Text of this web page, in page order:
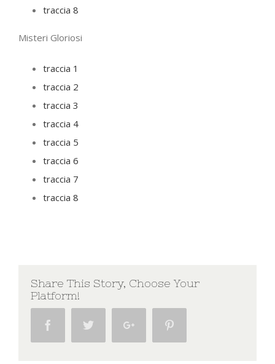
traccia 8
Misteri Gloriosi
traccia 1
traccia 2
traccia 3
traccia 4
traccia 5
traccia 6
traccia 7
traccia 8
Share This Story, Choose Your
Platform!
Facebook Twitter Google+